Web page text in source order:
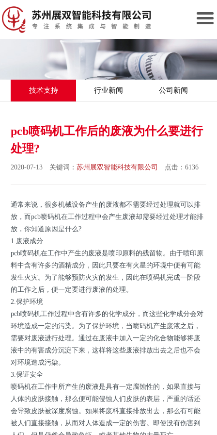
技术支持 行业新闻 公司新闻
pcb喷码机工作后的废液为什么要进行
处理?
2020-07-13 关键词：苏州展双智能科技有限公司 点击：6136
通常来说，很多机械设备产生的废液都不需要经过处理就可以排
放，而pcb喷码机在工作过程中会产生废液却需要经过处理才能排
放，你知道原因是什么?
1.废液成分
pcb喷码机在工作中产生的废液是喷印原料的残留物。由于喷印原
料中含有许多的酒精成分，因此只要在有火星的环境中便有可能
发生火灾。为了能够预防火灾的发生，因此在喷码机完成一阶段
的工作之后，便一定要进行废液的处理。
2.保护环境
pcb喷码机工作过程中含有许多的化学成分，而这些化学成分会对
环境造成一定的污染。为了保护环境，当喷码机产生废液之后，
需要对废液进行处理。通过在废液中加入一定的化合物能够将废
液中的有害成分沉淀下来，这样将这些废液排放出去之后也不会
对环境造成污染。
3.保证安全
喷码机在工作中所产生的废液是具有一定腐蚀性的，如果直接与
人体的皮肤接触，那么便可能侵蚀人们皮肤的表层，严重的话还
会导致皮肤被深度腐蚀。如果将废料直接排放出去，那么有可能
被人们直接接触，从而对人体造成一定的伤害。即使没有伤害到